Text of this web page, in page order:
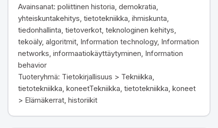
Avainsanat: poliittinen historia, demokratia,
yhteiskuntakehitys, tietotekniikka, ihmiskunta,
tiedonhallinta, tietoverkot, teknologinen kehitys,
tekoäly, algoritmit, Information technology, Information
networks, informaatiokäyttäytyminen, Information
behavior
Tuoteryhmä: Tietokirjallisuus > Tekniikka,
tietotekniikka, koneetTekniikka, tietotekniikka, koneet
> Elämäkerrat, historiikit